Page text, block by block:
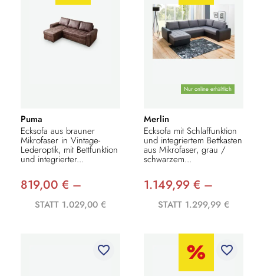
Puma
Ecksofa aus brauner
Mikrofaser in Vintage-
Lederoptik, mit Bettfunktion
und integrierter...
819,00 € –
STATT 1.029,00 €
Nur online erhältlich
Merlin
Ecksofa mit Schlaffunktion
und integriertem Bettkasten
aus Mikrofaser, grau /
schwarzem...
1.149,99 € –
STATT 1.299,99 €
favorite_border favorite_border